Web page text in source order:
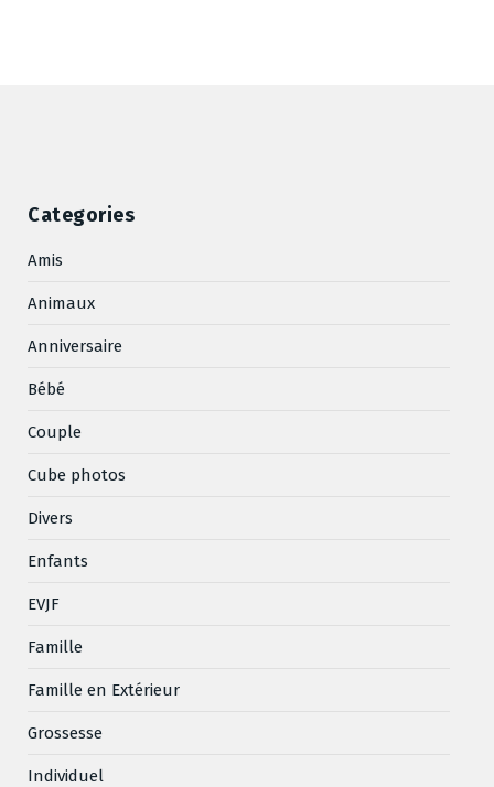
Categories
Amis
Animaux
Anniversaire
Bébé
Couple
Cube photos
Divers
Enfants
EVJF
Famille
Famille en Extérieur
Grossesse
Individuel